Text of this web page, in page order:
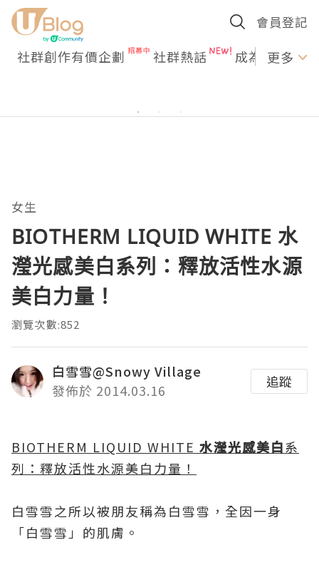
會員登記
社群創作有價企劃 社群熱話 成為U更多
女生
BIOTHERM LIQUID WHITE 水
瀅光感美白系列：釋放活性水源
美白力量！
瀏覽次數:852
白雪雪@Snowy Village
發佈於 2014.03.16
追蹤
BIOTHERM LIQUID WHITE 水瀅光感美白系
列：釋放活性水源美白力量！
白雪雪之所以被朋友稱為白雪雪，全因一身
「白雪雪」的肌膚。